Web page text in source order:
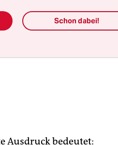
Ausdruck bedeutet:
Schon dabei!